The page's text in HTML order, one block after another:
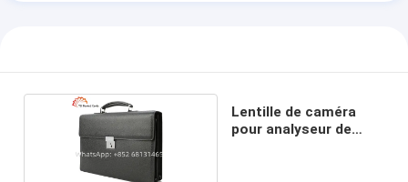
Lentille de caméra
pour analyseur de